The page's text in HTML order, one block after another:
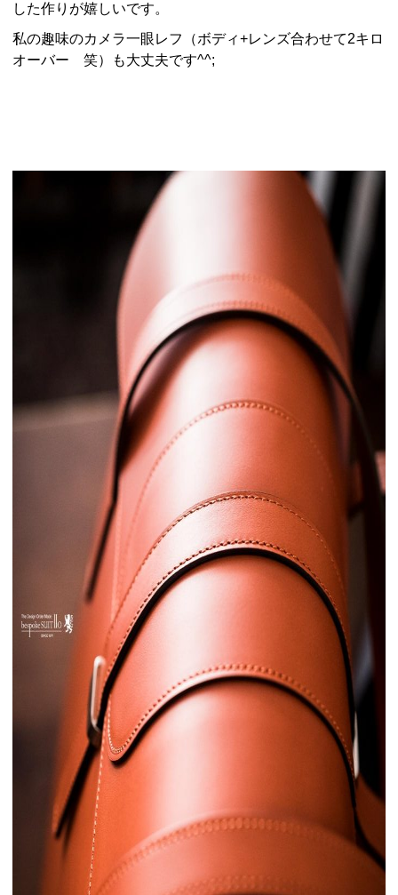
した作りが嬉しいです。
私の趣味のカメラ一眼レフ（ボディ+レンズ合わせて2キロ
オーバー 笑）も大丈夫です^^;